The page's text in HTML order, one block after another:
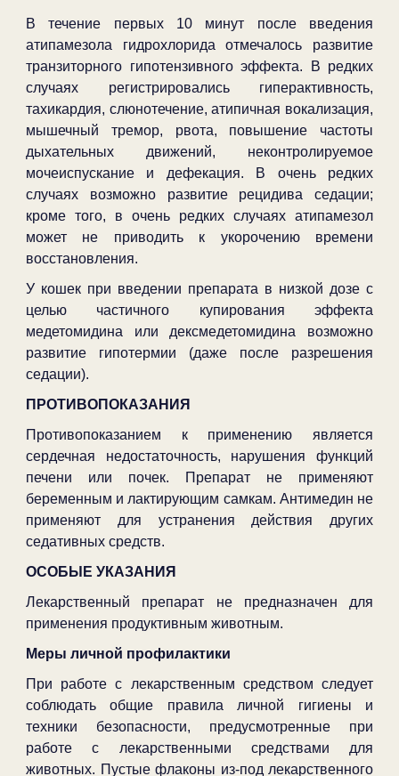
В течение первых 10 минут после введения
атипамезола гидрохлорида отмечалось развитие
транзиторного гипотензивного эффекта. В редких
случаях регистрировались гиперактивность,
тахикардия, слюнотечение, атипичная вокализация,
мышечный тремор, рвота, повышение частоты
дыхательных движений, неконтролируемое
мочеиспускание и дефекация. В очень редких
случаях возможно развитие рецидива седации;
кроме того, в очень редких случаях атипамезол
может не приводить к укорочению времени
восстановления.
У кошек при введении препарата в низкой дозе с
целью частичного купирования эффекта
медетомидина или дексмедетомидина возможно
развитие гипотермии (даже после разрешения
седации).
ПРОТИВОПОКАЗАНИЯ
Противопоказанием к применению является
сердечная недостаточность, нарушения функций
печени или почек. Препарат не применяют
беременным и лактирующим самкам. Антимедин не
применяют для устранения действия других
седативных средств.
ОСОБЫЕ УКАЗАНИЯ
Лекарственный препарат не предназначен для
применения продуктивным животным.
Меры личной профилактики
При работе с лекарственным средством следует
соблюдать общие правила личной гигиены и
техники безопасности, предусмотренные при
работе с лекарственными средствами для
животных. Пустые флаконы из-под лекарственного